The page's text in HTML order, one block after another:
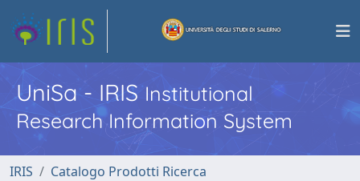
UniSa - IRISInstitutional
Research Information System
IRIS
Catalogo Prodotti Ricerca